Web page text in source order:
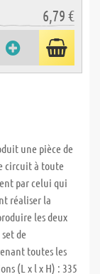
6,79 €
une pièce de
circuit à toute
par celui qui
réaliser la
les deux
de
toutes les
(L x l x H) : 335